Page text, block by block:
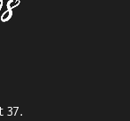
37.